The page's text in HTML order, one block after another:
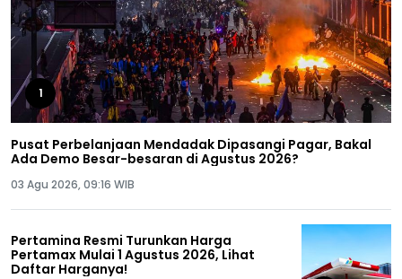
1
Pusat Perbelanjaan Mendadak Dipasangi Pagar, Bakal
Ada Demo Besar-besaran di Agustus 2026?
03 Agu 2026, 09:16 WIB
Pertamina Resmi Turunkan Harga
Pertamax Mulai 1 Agustus 2026, Lihat
Daftar Harganya!